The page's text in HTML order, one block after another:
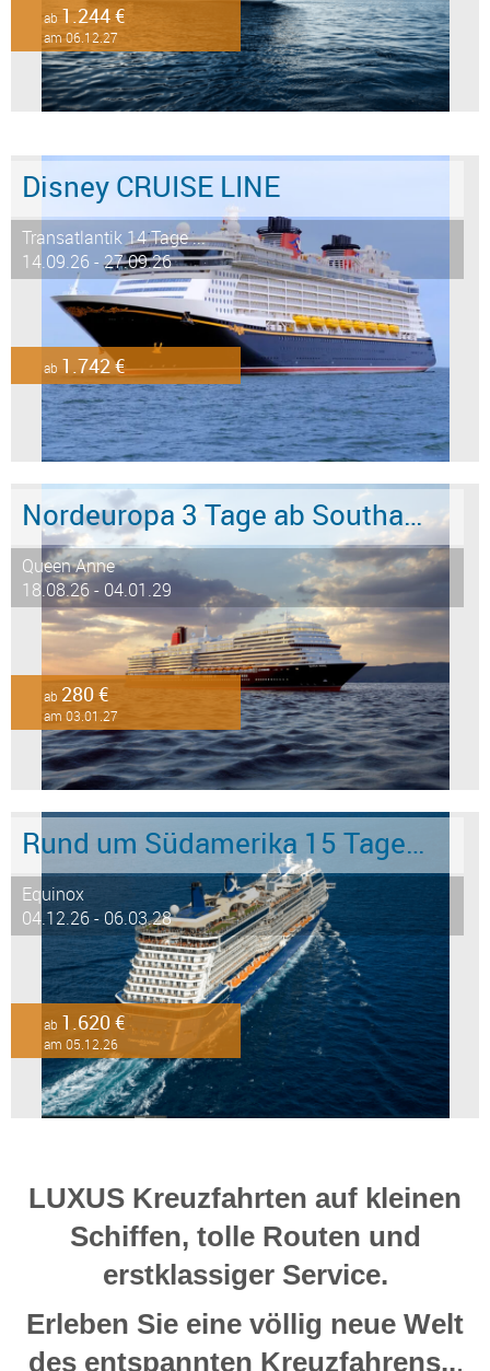
ab 1.244 €
am 06.12.27
Disney CRUISE LINE
Transatlantik 14 Tage ...
14.09.26 - 27.09.26
ab 1.742 €
Nordeuropa 3 Tage ab Southampton an Hamburg
Queen Anne
18.08.26 - 04.01.29
ab 280 €
am 03.01.27
Rund um Südamerika 15 Tage ab/an Buenos Aires
Equinox
04.12.26 - 06.03.28
ab 1.620 €
am 05.12.26
LUXUS Kreuzfahrten auf kleinen
Schiffen, tolle Routen und
erstklassiger Service.
Erleben Sie eine völlig neue Welt
des entspannten Kreuzfahrens...